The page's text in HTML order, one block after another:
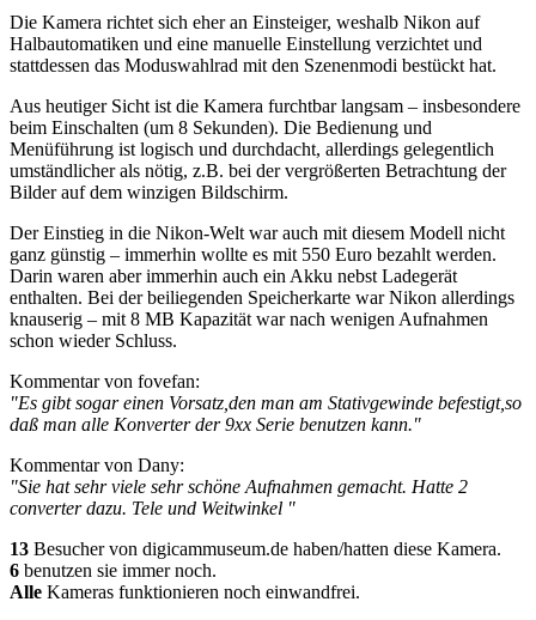
Die Kamera richtet sich eher an Einsteiger, weshalb Nikon auf
Halbautomatiken und eine manuelle Einstellung verzichtet und
stattdessen das Moduswahlrad mit den Szenenmodi bestückt hat.
Aus heutiger Sicht ist die Kamera furchtbar langsam – insbesondere
beim Einschalten (um 8 Sekunden). Die Bedienung und
Menüführung ist logisch und durchdacht, allerdings gelegentlich
umständlicher als nötig, z.B. bei der vergrößerten Betrachtung der
Bilder auf dem winzigen Bildschirm.
Der Einstieg in die Nikon-Welt war auch mit diesem Modell nicht
ganz günstig – immerhin wollte es mit 550 Euro bezahlt werden.
Darin waren aber immerhin auch ein Akku nebst Ladegerät
enthalten. Bei der beiliegenden Speicherkarte war Nikon allerdings
knauserig – mit 8 MB Kapazität war nach wenigen Aufnahmen
schon wieder Schluss.
Kommentar von fovefan:
"Es gibt sogar einen Vorsatz,den man am Stativgewinde befestigt,so
daß man alle Konverter der 9xx Serie benutzen kann."
Kommentar von Dany:
"Sie hat sehr viele sehr schöne Aufnahmen gemacht. Hatte 2
converter dazu. Tele und Weitwinkel "
13 Besucher von digicammuseum.de haben/hatten diese Kamera.
6 benutzen sie immer noch.
Alle Kameras funktionieren noch einwandfrei.